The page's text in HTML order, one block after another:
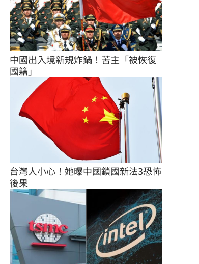
中國出入境新規炸鍋！苦主「被恢復
國籍」
台灣人小心！她曝中國鎖國新法3恐怖
後果